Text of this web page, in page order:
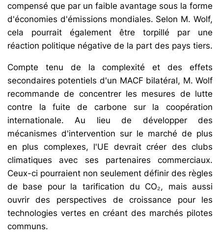
compensé que par un faible avantage sous la forme
d'économies d'émissions mondiales. Selon M. Wolf,
cela pourrait également être torpillé par une
réaction politique négative de la part des pays tiers.
Compte tenu de la complexité et des effets
secondaires potentiels d'un MACF bilatéral, M. Wolf
recommande de concentrer les mesures de lutte
contre la fuite de carbone sur la coopération
internationale. Au lieu de développer des
mécanismes d'intervention sur le marché de plus
en plus complexes, l'UE devrait créer des clubs
climatiques avec ses partenaires commerciaux.
Ceux-ci pourraient non seulement définir des règles
de base pour la tarification du CO₂, mais aussi
ouvrir des perspectives de croissance pour les
technologies vertes en créant des marchés pilotes
communs.